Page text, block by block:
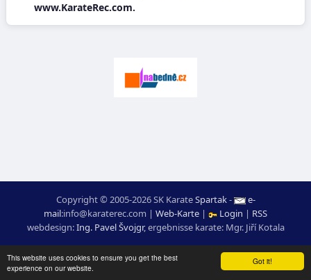
Got it!
This website uses cookies to ensure you get the best
experience on our website.
www.KarateRec.com.
Copyright © 2005-2026 SK KarateSpartak-
e-
mail:moc.ceretarak@ofni | Web-Karte | Login | RSS
webdesign:Ing. Pavel Švojgr,ergebnisse karate: Mgr. Jiří Kotala